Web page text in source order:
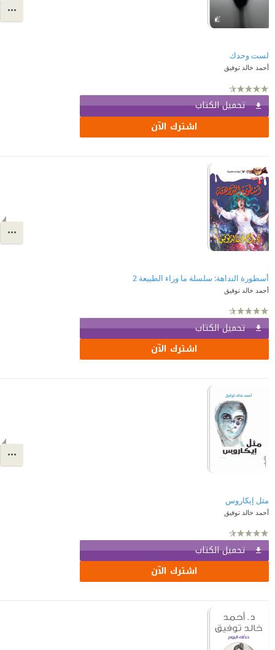
لست وحدك
أحمد خالد توفيق
تحميل الكتاب
اشترك الآن
أسطورة النداهة: سلسلة ما وراء الطبيعة 2
أحمد خالد توفيق
تحميل الكتاب
اشترك الآن
مثل إيكاروس
أحمد خالد توفيق
تحميل الكتاب
اشترك الآن